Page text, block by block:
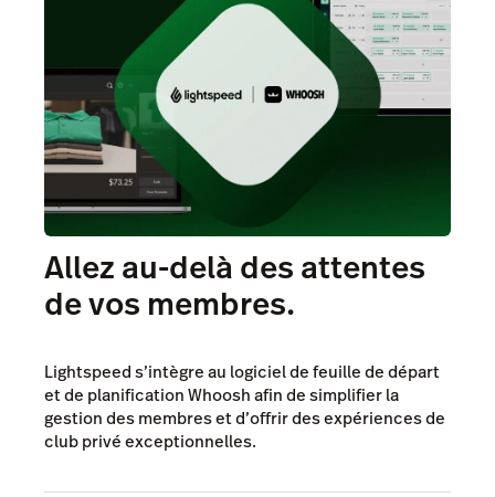
Allez au-delà des attentes
de vos membres.
Lightspeed s’intègre au logiciel de feuille de départ
et de planification Whoosh afin de simplifier la
gestion des membres et d’offrir des expériences de
club privé exceptionnelles.